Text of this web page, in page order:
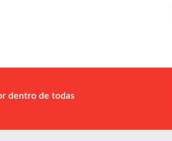
dentro de todas